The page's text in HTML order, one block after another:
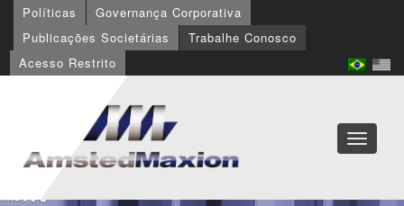
Políticas
Governança Corporativa
Publicações Societárias
Trabalhe Conosco
Acesso Restrito